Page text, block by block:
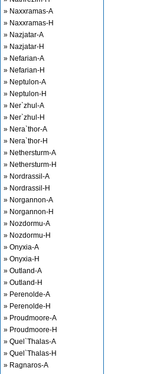
» Naxxramas-A
» Naxxramas-H
» Nazjatar-A
» Nazjatar-H
» Nefarian-A
» Nefarian-H
» Neptulon-A
» Neptulon-H
» Ner`zhul-A
» Ner`zhul-H
» Nera`thor-A
» Nera`thor-H
» Nethersturm-A
» Nethersturm-H
» Nordrassil-A
» Nordrassil-H
» Norgannon-A
» Norgannon-H
» Nozdormu-A
» Nozdormu-H
» Onyxia-A
» Onyxia-H
» Outland-A
» Outland-H
» Perenolde-A
» Perenolde-H
» Proudmoore-A
» Proudmoore-H
» Quel`Thalas-A
» Quel`Thalas-H
» Ragnaros-A